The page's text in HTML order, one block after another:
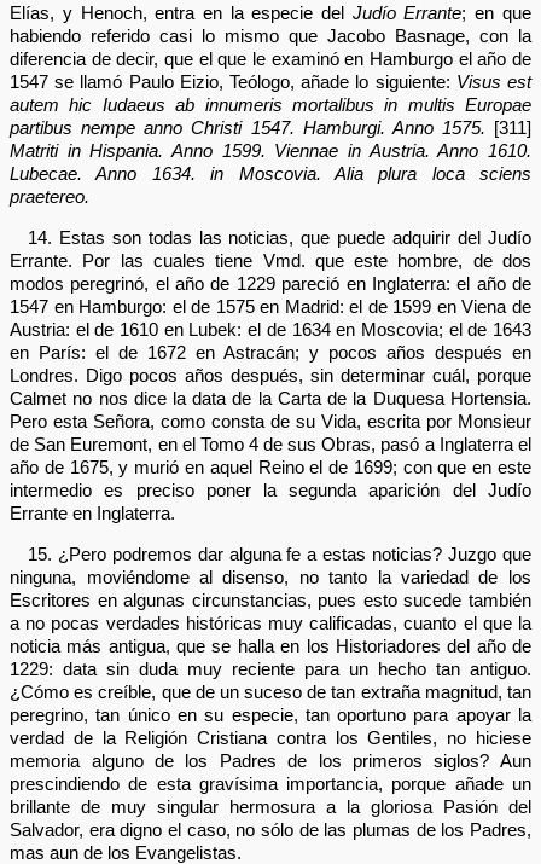
Elías, y Henoch, entra en la especie del Judío Errante; en que
habiendo referido casi lo mismo que Jacobo Basnage, con la
diferencia de decir, que el que le examinó en Hamburgo el año de
1547 se llamó Paulo Eizio, Teólogo, añade lo siguiente: Visus est
autem hic Iudaeus ab innumeris mortalibus in multis Europae
partibus nempe anno Christi 1547. Hamburgi. Anno 1575. [311]
Matriti in Hispania. Anno 1599. Viennae in Austria. Anno 1610.
Lubecae. Anno 1634. in Moscovia. Alia plura loca sciens
praetereo.
14. Estas son todas las noticias, que puede adquirir del Judío
Errante. Por las cuales tiene Vmd. que este hombre, de dos
modos peregrinó, el año de 1229 pareció en Inglaterra: el año de
1547 en Hamburgo: el de 1575 en Madrid: el de 1599 en Viena de
Austria: el de 1610 en Lubek: el de 1634 en Moscovia; el de 1643
en París: el de 1672 en Astracán; y pocos años después en
Londres. Digo pocos años después, sin determinar cuál, porque
Calmet no nos dice la data de la Carta de la Duquesa Hortensia.
Pero esta Señora, como consta de su Vida, escrita por Monsieur
de San Euremont, en el Tomo 4 de sus Obras, pasó a Inglaterra el
año de 1675, y murió en aquel Reino el de 1699; con que en este
intermedio es preciso poner la segunda aparición del Judío
Errante en Inglaterra.
15. ¿Pero podremos dar alguna fe a estas noticias? Juzgo que
ninguna, moviéndome al disenso, no tanto la variedad de los
Escritores en algunas circunstancias, pues esto sucede también
a no pocas verdades históricas muy calificadas, cuanto el que la
noticia más antigua, que se halla en los Historiadores del año de
1229: data sin duda muy reciente para un hecho tan antiguo.
¿Cómo es creíble, que de un suceso de tan extraña magnitud, tan
peregrino, tan único en su especie, tan oportuno para apoyar la
verdad de la Religión Cristiana contra los Gentiles, no hiciese
memoria alguno de los Padres de los primeros siglos? Aun
prescindiendo de esta gravísima importancia, porque añade un
brillante de muy singular hermosura a la gloriosa Pasión del
Salvador, era digno el caso, no sólo de las plumas de los Padres,
mas aun de los Evangelistas.